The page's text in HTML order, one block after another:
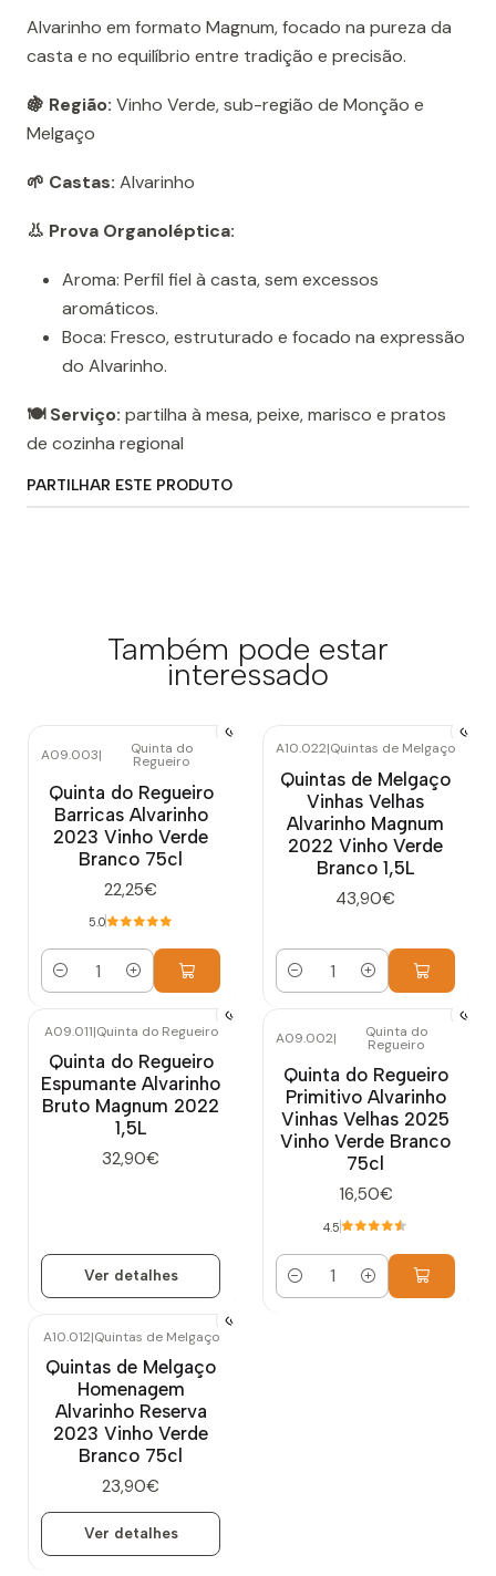
Alvarinho em formato Magnum, focado na pureza da
casta e no equilíbrio entre tradição e precisão.
🍇 Região: Vinho Verde, sub-região de Monção e
Melgaço
🌱 Castas: Alvarinho
👃 Prova Organoléptica:
Aroma: Perfil fiel à casta, sem excessos
aromáticos.
Boca: Fresco, estruturado e focado na expressão
do Alvarinho.
🍽️ Serviço: partilha à mesa, peixe, marisco e pratos
de cozinha regional
PARTILHAR ESTE PRODUTO
Também pode estar
interessado
A09.003| Quinta do
Regueiro
Quinta do Regueiro
Barricas Alvarinho
2023 Vinho Verde
Branco 75cl
22,25€
5.0
Quantidade
A10.022|Quintas de Melgaço
Quintas de Melgaço
Vinhas Velhas
Alvarinho Magnum
2022 Vinho Verde
Branco 1,5L
43,90€
Quantidade
A09.011|Quinta do Regueiro
Quinta do Regueiro
Espumante Alvarinho
Bruto Magnum 2022
1,5L
32,90€
Ver detalhes
A09.002| Quinta do
Regueiro
Quinta do Regueiro
Primitivo Alvarinho
Vinhas Velhas 2025
Vinho Verde Branco
75cl
16,50€
4.5
Quantidade
A10.012|Quintas de Melgaço
Quintas de Melgaço
Homenagem
Alvarinho Reserva
2023 Vinho Verde
Branco 75cl
23,90€
Ver detalhes